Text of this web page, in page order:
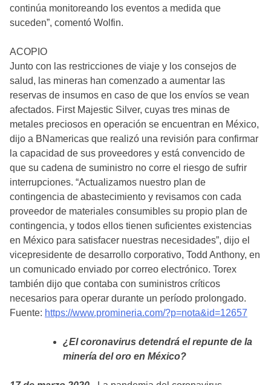
continúa monitoreando los eventos a medida que
suceden”, comentó Wolfin.
ACOPIO
Junto con las restricciones de viaje y los consejos de
salud, las mineras han comenzado a aumentar las
reservas de insumos en caso de que los envíos se vean
afectados. First Majestic Silver, cuyas tres minas de
metales preciosos en operación se encuentran en México,
dijo a BNamericas que realizó una revisión para confirmar
la capacidad de sus proveedores y está convencido de
que su cadena de suministro no corre el riesgo de sufrir
interrupciones. “Actualizamos nuestro plan de
contingencia de abastecimiento y revisamos con cada
proveedor de materiales consumibles su propio plan de
contingencia, y todos ellos tienen suficientes existencias
en México para satisfacer nuestras necesidades”, dijo el
vicepresidente de desarrollo corporativo, Todd Anthony, en
un comunicado enviado por correo electrónico. Torex
también dijo que contaba con suministros críticos
necesarios para operar durante un período prolongado.
Fuente: https://www.promineria.com/?p=nota&id=12657
¿El coronavirus detendrá el repunte de la
minería del oro en México?